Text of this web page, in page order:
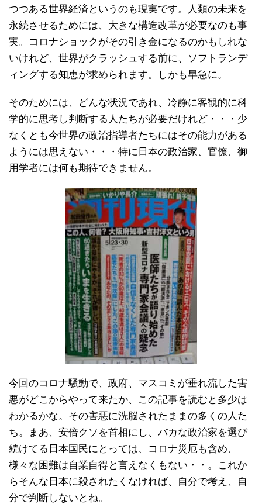
つつある世界経済というのも現実です。人類の未来を
永続させるためには、大きな構造改革が必要なのも事
実。コロナショックがその引き金になるのかもしれな
いけれど、世界がクラッシュする前に、ソフトランデ
ィングする知恵が求められます。しかも早急に。
そのためには、どんな状況であれ、冷静に客観的に科
学的に思考し判断する人たちが必要だけれど・・・少
なくとも今世界の政治指導者たちにはその能力がある
ようには思えない・・・特に日本の政治家、官僚、御
用学者には何も期待できません。
今回のコロナ騒動で、政府、マスコミが垂れ流した害
悪がどこからやって来たか、この記事を読むと多少は
わかるかな。その害悪に洗脳されたままの多くの人た
ち。まあ、安倍クソを首相にし、バカな政治家を選び
続けてる日本国民にとっては、コロナ災厄も含め、
様々な困難は自業自得と言えなくもない・・。これか
らそんな日本に殺されたくなければ、自分で考え、自
分で判断しないとね。